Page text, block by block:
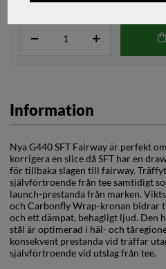
Information
Nya G440 SFT Fairway är perfekt
korrigera en slice då SFT har en
för tillbaka slagen till fairway.
självförtroende från tee samtidigt
launch-prestanda från marken.
och Carbonfly Wrap-kronan bidrar
och ett dämpat, behagligt ljud. Den
stål är optimerad i häl- och
konsekvent prestanda vid träffar
självförtroende vid utslag från tee.